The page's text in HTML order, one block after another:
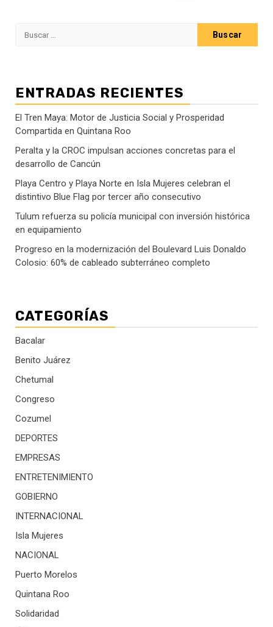
ENTRADAS RECIENTES
El Tren Maya: Motor de Justicia Social y Prosperidad
Compartida en Quintana Roo
Peralta y la CROC impulsan acciones concretas para el
desarrollo de Cancún
Playa Centro y Playa Norte en Isla Mujeres celebran el
distintivo Blue Flag por tercer año consecutivo
Tulum refuerza su policía municipal con inversión histórica
en equipamiento
Progreso en la modernización del Boulevard Luis Donaldo
Colosio: 60% de cableado subterráneo completo
CATEGORÍAS
Bacalar
Benito Juárez
Chetumal
Congreso
Cozumel
DEPORTES
EMPRESAS
ENTRETENIMIENTO
GOBIERNO
INTERNACIONAL
Isla Mujeres
NACIONAL
Puerto Morelos
Quintana Roo
Solidaridad